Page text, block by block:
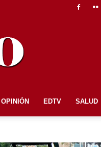
OPINIÓN EDTV SALUD